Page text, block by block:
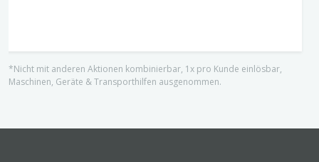
*Nicht mit anderen Aktionen kombinierbar, 1x pro Kunde einlösbar,
Maschinen, Geräte & Transporthilfen ausgenommen.